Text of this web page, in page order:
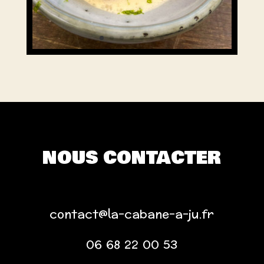
NOUS CONTACTER
contact@la-cabane-a-ju.fr
06 68 22 00 53